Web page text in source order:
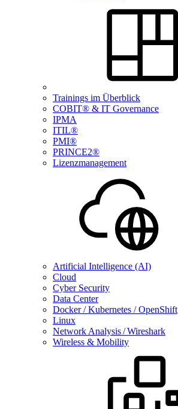
Trainings im Überblick
COBIT® & IT Governance
IPMA
ITIL®
PMI®
PRINCE2®
Lizenzmanagement
Artificial Intelligence (AI)
Cloud
Cyber Security
Data Center
Docker / Kubernetes / OpenShift
Linux
Network Analysis / Wireshark
Wireless & Mobility